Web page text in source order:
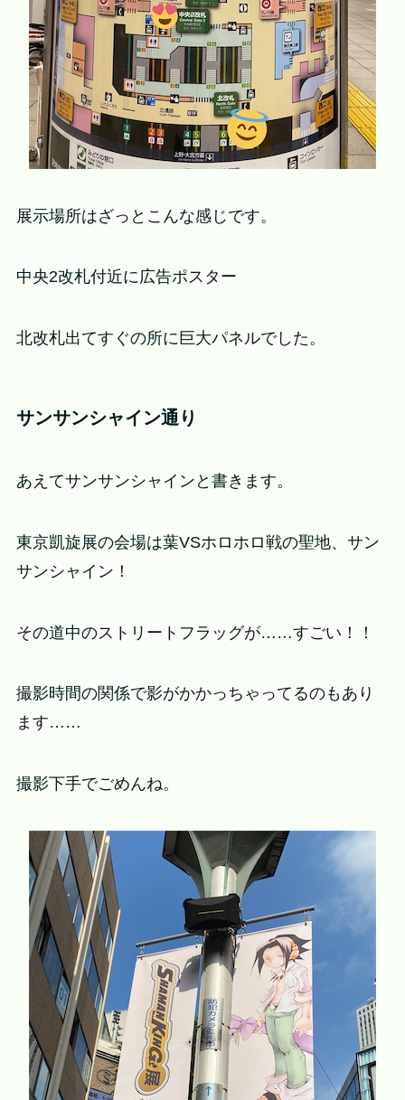
展示場所はざっとこんな感じです。
中央2改札付近に広告ポスター
北改札出てすぐの所に巨大パネルでした。
サンサンシャイン通り
あえてサンサンシャインと書きます。
東京凱旋展の会場は葉VSホロホロ戦の聖地、サン
サンシャイン！
その道中のストリートフラッグが……すごい！！
撮影時間の関係で影がかかっちゃってるのもあり
ます……
撮影下手でごめんね。